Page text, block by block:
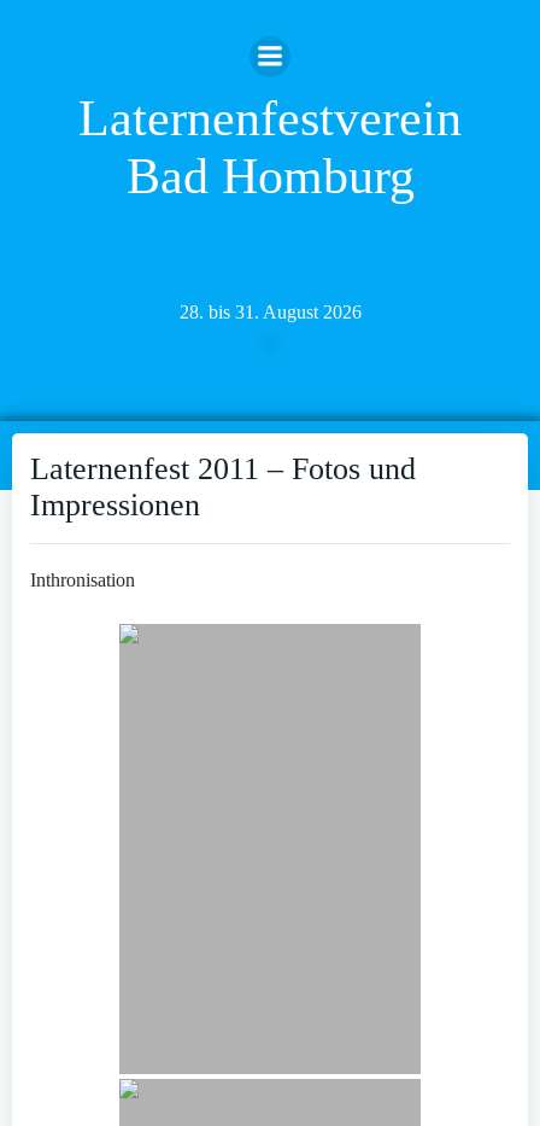
Inhalt
springen
Laternenfestverein
Bad Homburg
28. bis 31. August 2026
Laternenfest 2011 – Fotos und
Impressionen
Inthronisation